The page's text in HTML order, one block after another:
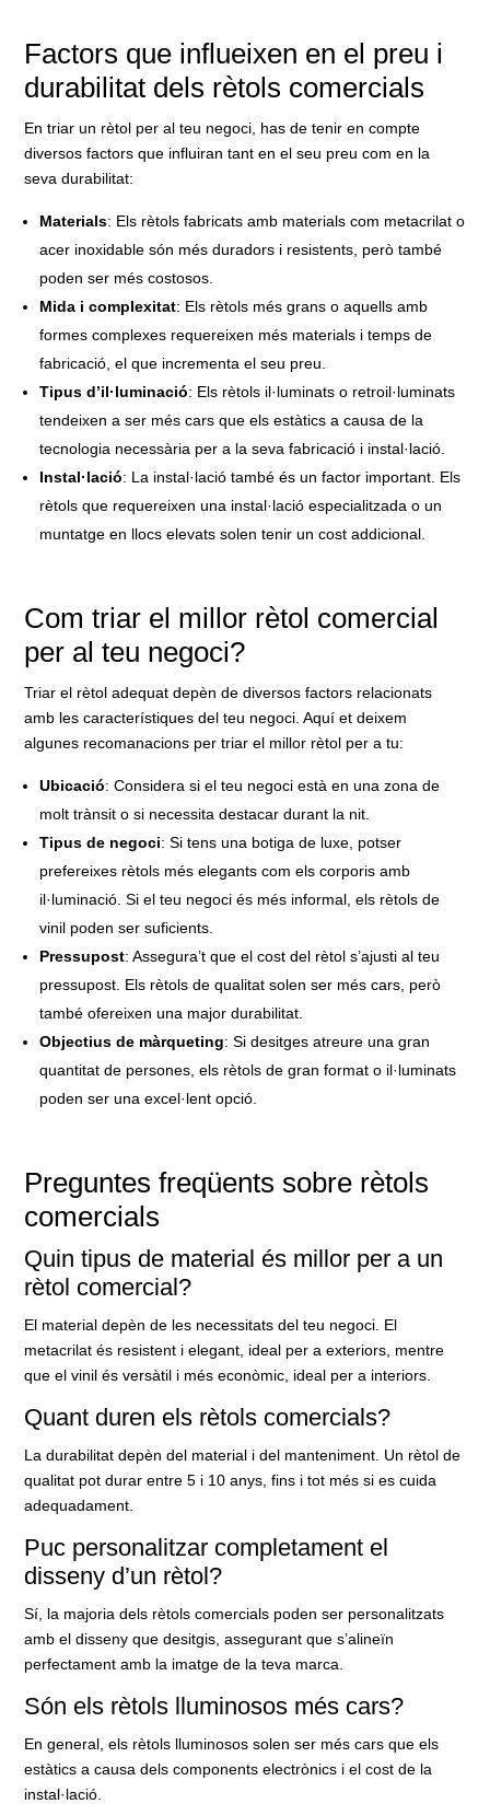
Factors que influeixen en el preu i
durabilitat dels rètols comercials
En triar un rètol per al teu negoci, has de tenir en compte
diversos factors que influiran tant en el seu preu com en la
seva durabilitat:
Materials: Els rètols fabricats amb materials com metacrilat o
acer inoxidable són més duradors i resistents, però també
poden ser més costosos.
Mida i complexitat: Els rètols més grans o aquells amb
formes complexes requereixen més materials i temps de
fabricació, el que incrementa el seu preu.
Tipus d’il·luminació: Els rètols il·luminats o retroil·luminats
tendeixen a ser més cars que els estàtics a causa de la
tecnologia necessària per a la seva fabricació i instal·lació.
Instal·lació: La instal·lació també és un factor important. Els
rètols que requereixen una instal·lació especialitzada o un
muntatge en llocs elevats solen tenir un cost addicional.
Com triar el millor rètol comercial
per al teu negoci?
Triar el rètol adequat depèn de diversos factors relacionats
amb les característiques del teu negoci. Aquí et deixem
algunes recomanacions per triar el millor rètol per a tu:
Ubicació: Considera si el teu negoci està en una zona de
molt trànsit o si necessita destacar durant la nit.
Tipus de negoci: Si tens una botiga de luxe, potser
prefereixes rètols més elegants com els corporis amb
il·luminació. Si el teu negoci és més informal, els rètols de
vinil poden ser suficients.
Pressupost: Assegura’t que el cost del rètol s’ajusti al teu
pressupost. Els rètols de qualitat solen ser més cars, però
també ofereixen una major durabilitat.
Objectius de màrqueting: Si desitges atreure una gran
quantitat de persones, els rètols de gran format o il·luminats
poden ser una excel·lent opció.
Preguntes freqüents sobre rètols
comercials
Quin tipus de material és millor per a un
rètol comercial?
El material depèn de les necessitats del teu negoci. El
metacrilat és resistent i elegant, ideal per a exteriors, mentre
que el vinil és versàtil i més econòmic, ideal per a interiors.
Quant duren els rètols comercials?
La durabilitat depèn del material i del manteniment. Un rètol de
qualitat pot durar entre 5 i 10 anys, fins i tot més si es cuida
adequadament.
Puc personalitzar completament el
disseny d’un rètol?
Sí, la majoria dels rètols comercials poden ser personalitzats
amb el disseny que desitgis, assegurant que s’alineïn
perfectament amb la imatge de la teva marca.
Són els rètols lluminosos més cars?
En general, els rètols lluminosos solen ser més cars que els
estàtics a causa dels components electrònics i el cost de la
instal·lació.